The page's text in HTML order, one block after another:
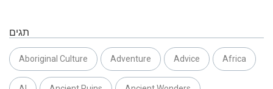
תגים
Aboriginal Culture Adventure Advice Africa